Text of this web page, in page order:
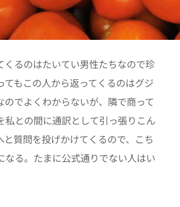
くるのはたいてい男性たちなので珍
てもこの人から返ってくるのはグジ
のでよくわからないが、隣で商って
私との間に通訳として引っ張りこん
と質問を投げかけてくるので、こち
なる。たまに公式通りでない人はい